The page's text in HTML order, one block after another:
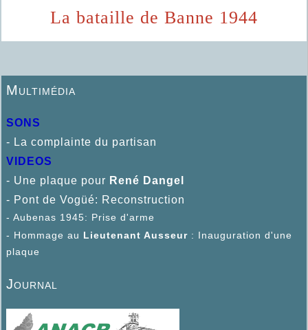
La bataille de Banne 1944
Multimédia
SONS
- La complainte du partisan
VIDEOS
- Une plaque pour René Dangel
- Pont de Vogüé: Reconstruction
- Aubenas 1945: Prise d'arme
- Hommage au Lieutenant Ausseur : Inauguration d'une
plaque
Journal